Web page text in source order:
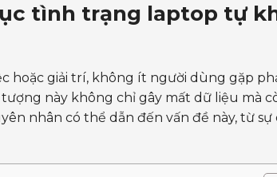
tình trạng laptop tự
hoặc giải trí, không ít người dùng gặp
này không chỉ gây mất dữ liệu mà
nhân có thể dẫn đến vấn đề này, từ